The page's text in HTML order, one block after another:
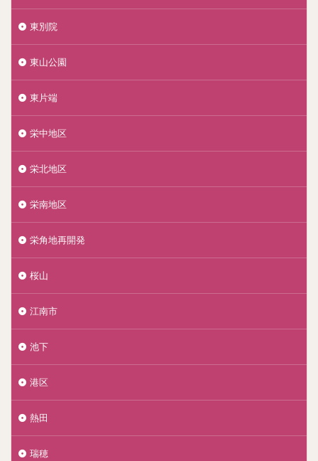
東別院
東山公園
東片端
栄中地区
栄北地区
栄南地区
栄角地再開発
桜山
江南市
池下
港区
熱田
瑞穂